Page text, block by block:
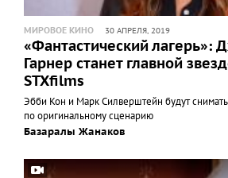
МИРОВОЕ КИНО 30 АПРЕЛЯ, 2019
«Фантастический лагерь»:
Гарнер станет главной
STXfilms
Эбби Кон и Марк Силверштейн будут
по оригинальному сценарию
Базаралы Жанаков